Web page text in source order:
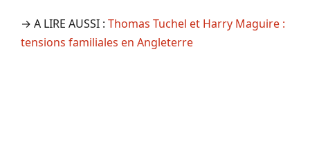
→ A LIRE AUSSI : Thomas Tuchel et Harry Maguire :
tensions familiales en Angleterre